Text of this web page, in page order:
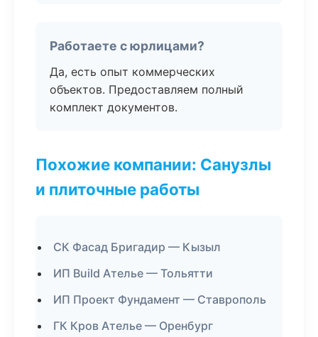
Работаете с юрлицами?
Да, есть опыт коммерческих
объектов. Предоставляем полный
комплект документов.
Похожие компании: Санузлы
и плиточные работы
СК Фасад Бригадир — Кызыл
ИП Build Ателье — Тольятти
ИП Проект Фундамент — Ставрополь
ГК Кров Ателье — Оренбург